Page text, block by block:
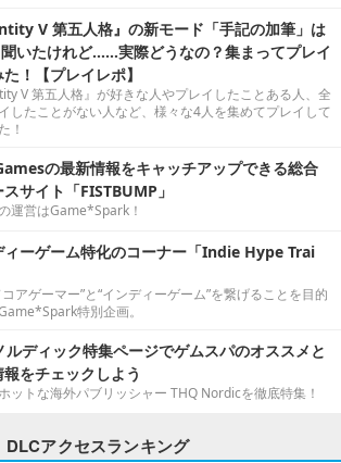
V 第五人格』の新モード「手記の加筆」は
いたけれど……実際どうなの？集まってプレイ
た！【プレイレポ】
V 第五人格』が好きな人やプレイしたことある人、全
したことがない人など、様々な4人を集めてプレイして
！
の最新情報をキャッチアップできる総合
サイト「FISTBUMP」
運営はGame*Spark！
ィーゲーム特化のコーナー「Indie Hype Trai
アゲーマー”と“インディーゲーム”を繋げることを目的
特別企画。
ルディック特集ページでゲムスパのオススメと
をチェックしよう
ットな海外パブリッシャー THQ Nordicを徹底特集！
DLCアクセスランキング